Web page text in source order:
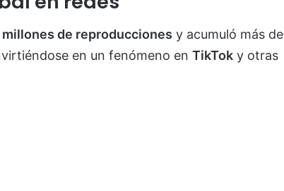
de reproducciones y acumuló más de
en un fenómeno en TikTok y otras